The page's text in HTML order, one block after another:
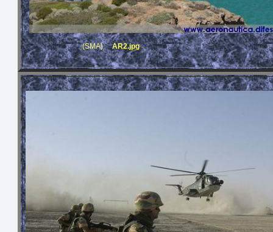
(SMA) AR2.jpg